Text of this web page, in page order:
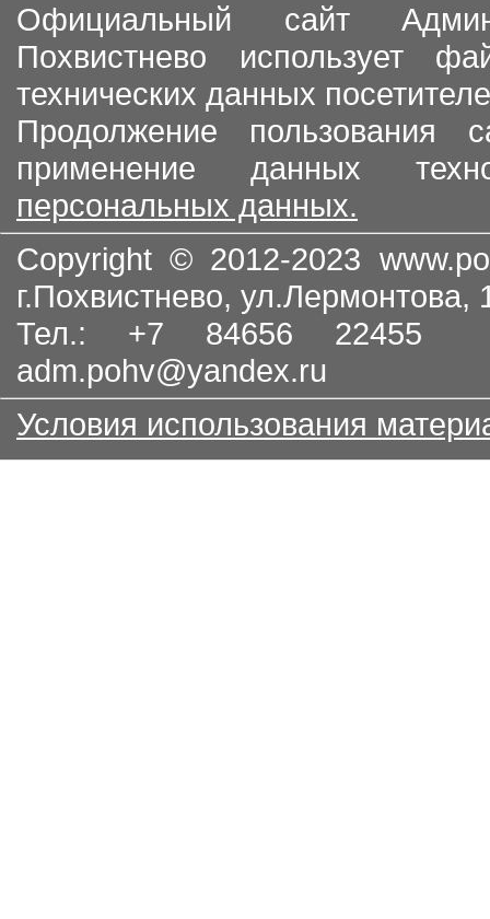
Официальный сайт
Похвистнево использует
технических данных
Продолжение пользования
применение данных
персональных данных.
Copyright © 2012-2023
г.Похвистнево, ул.Лермонтова,
Тел.: +7 84656
adm.pohv@yandex.ru
Условия использования